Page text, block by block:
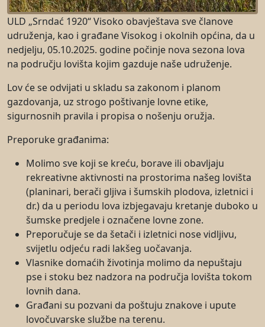
ULD „Srndać 1920“ Visoko obavještava sve članove
udruženja, kao i građane Visokog i okolnih općina, da u
nedjelju, 05.10.2025. godine počinje nova sezona lova
na području lovišta kojim gazduje naše udruženje.
Lov će se odvijati u skladu sa zakonom i planom
gazdovanja, uz strogo poštivanje lovne etike,
sigurnosnih pravila i propisa o nošenju oružja.
Preporuke građanima:
Molimo sve koji se kreću, borave ili obavljaju
rekreativne aktivnosti na prostorima našeg lovišta
(planinari, berači gljiva i šumskih plodova, izletnici i
dr.) da u periodu lova izbjegavaju kretanje duboko u
šumske predjele i označene lovne zone.
Preporučuje se da šetači i izletnici nose vidljivu,
svijetlu odjeću radi lakšeg uočavanja.
Vlasnike domaćih životinja molimo da nepuštaju
pse i stoku bez nadzora na područja lovišta tokom
lovnih dana.
Građani su pozvani da poštuju znakove i upute
lovočuvarske službe na terenu.